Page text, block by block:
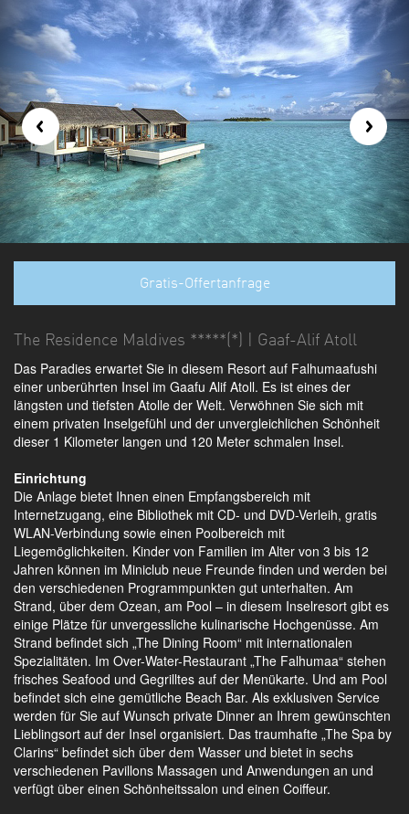
Gratis-Offertanfrage
The Residence Maldives *****(*) | Gaaf-Alif Atoll
Das Paradies erwartet Sie in diesem Resort auf Falhumaafushi
einer unberührten Insel im Gaafu Alif Atoll. Es ist eines der
längsten und tiefsten Atolle der Welt. Verwöhnen Sie sich mit
einem privaten Inselgefühl und der unvergleichlichen Schönheit
dieser 1 Kilometer langen und 120 Meter schmalen Insel.
Einrichtung
Die Anlage bietet Ihnen einen Empfangsbereich mit
Internetzugang, eine Bibliothek mit CD- und DVD-Verleih, gratis
WLAN-Verbindung sowie einen Poolbereich mit
Liegemöglichkeiten. Kinder von Familien im Alter von 3 bis 12
Jahren können im Miniclub neue Freunde finden und werden bei
den verschiedenen Programmpunkten gut unterhalten. Am
Strand, über dem Ozean, am Pool – in diesem Inselresort gibt es
einige Plätze für unvergessliche kulinarische Hochgenüsse. Am
Strand befindet sich „The Dining Room“ mit internationalen
Spezialitäten. Im Over-Water-Restaurant „The Falhumaa“ stehen
frisches Seafood und Gegrilltes auf der Menükarte. Und am Pool
befindet sich eine gemütliche Beach Bar. Als exklusiven Service
werden für Sie auf Wunsch private Dinner an Ihrem gewünschten
Lieblingsort auf der Insel organisiert. Das traumhafte „The Spa by
Clarins“ befindet sich über dem Wasser und bietet in sechs
verschiedenen Pavillons Massagen und Anwendungen an und
verfügt über einen Schönheitssalon und einen Coiffeur.